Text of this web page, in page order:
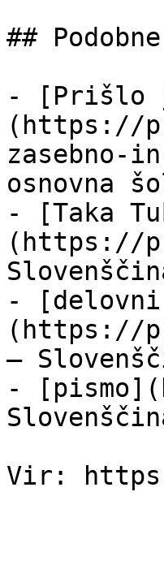
##
- [Prišlo
(https://
zasebno-
osnovna
- [Taka
(https://
-
(https://
—
-